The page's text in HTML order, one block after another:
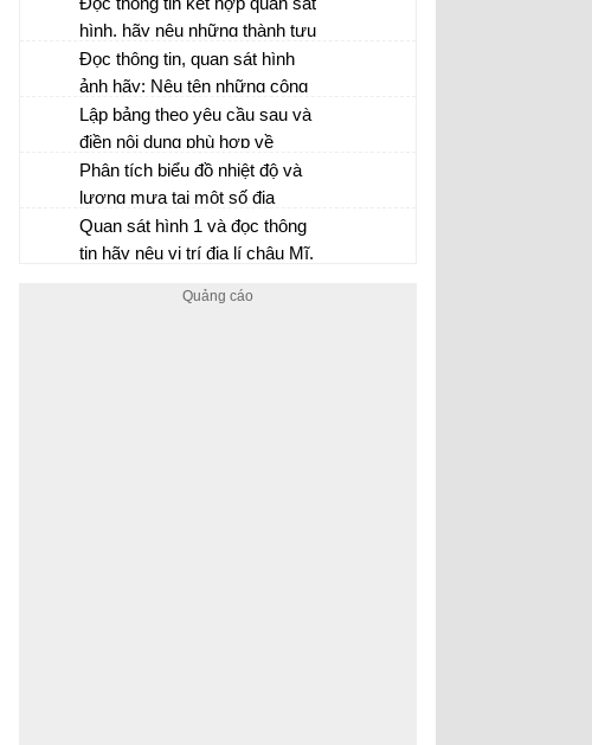
nước ta.
hình, hãy nêu những thành tựu
văn hóa tiêu biểu nhất của Ấn
Độ thời phong kiến
Đọc thông tin, quan sát hình
ảnh hãy: Nêu tên những công
trình xây dựng chủ yếu ở lãnh
địa
Lập bảng theo yêu cầu sau và
điền nội dung phù hợp về
những cải cải cách của Hồ
Qúy Ly
Phân tích biểu đồ nhiệt độ và
lượng mưa tại một số địa
điểm ở châu Phi và cho biết:
Quan sát hình 1 và đọc thông
tin hãy nêu vị trí địa lí châu Mĩ.